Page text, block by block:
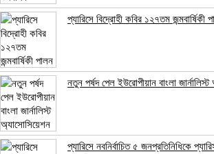
প্যারিসে বিদ্রোহী কবির ১২৭তম জন্মবার্ষিকী
নতুন পর্ষদ পেল ইউরোপীয়ান বাংলা
প্যারিসে নবনির্বাচিত ৫ জনপ্রতিনিধিকে